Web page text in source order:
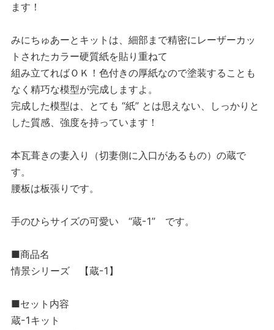
ます！
みにちゅあーとキットは、細部まで精密にレーザーカッ
トされたカラー硬質紙を貼り重ねて
組み立てればＯＫ！色付きの厚紙なので塗装することも
なく精巧な模型が完成しますよ。
完成した模型は、とても “紙” とは思えない、しっかりと
した質感、強度を持っています！
本瓦葺きの妻入り（切妻側に入口があるもの）の蔵で
す。
腰板は板張りです。
手のひらサイズの可愛い “蔵-1” です。
■商品名
情景シリーズ 【蔵-1】
■セット内容
蔵-1キット